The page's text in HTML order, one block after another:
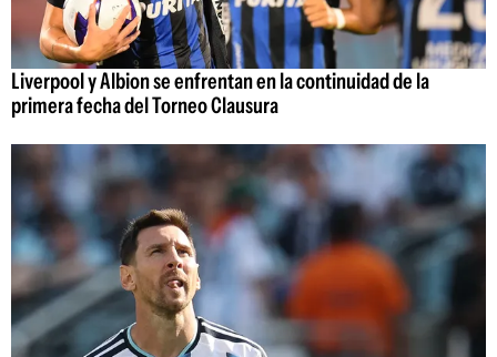
Liverpool y Albion se enfrentan en la continuidad de la
primera fecha del Torneo Clausura